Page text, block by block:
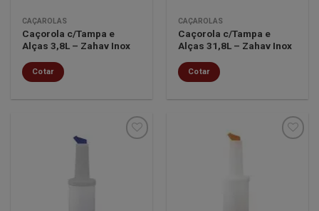
CAÇAROLAS
Caçorola c/Tampa e
Alças 3,8L – Zahav Inox
Cotar
CAÇAROLAS
Caçorola c/Tampa e
Alças 31,8L – Zahav Inox
Cotar